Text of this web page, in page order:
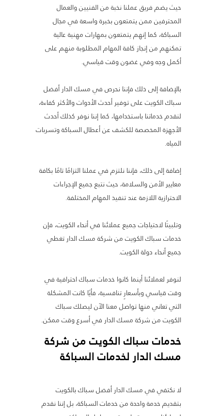
حيث يضم فريق عملنا نخبة من الفنيين والعمال
المحترفين ممن يتمتعون بخبرة واسعة في مجال
السباكة، كما إنهم يتمتعون بمهارات مهنية عالية
تمكنهم من إنجاز كافة المهام المطلوبة منهم على
أكمل وجه وفي غضون وقت قياسي.
بالإضافة إلى ذلك فإننا نحرص في مسك الدار أفضل
سباك الكويت على توفير أحدث الأدوات والأكثر كفاءة،
لنقدم خدماتنا باستخدامها، كما إننا نوفر كذلك أحدث
الأجهزة المخصصة للكشف عن أعطال السباكة وتسربات
المياه.
إضافة إلى ذلك، فإننا نلتزم في عملنا التزامًا تامًا بكافة
معايير الأمن والسلامة، حيث نتبع جميع الإجراءات
الاحترازية اللازمة عند تنفيذ المهام المختلفة.
وتلبيتًا لاحتياجات جميع عملائنا في أنحاء الكويت، فإن
خدمات سباك الكويت من شركة مسك الدار تغطي
جميع أنحاء دولة الكويت.
لنوفر لعملائنا أينما كانوا خدمات سباك احترافية في
وقت قياسي وبأسعارٍ تنافسية، فأيًا كانت المشكلة
التي تعاني منها تواصل معنا الآن ليصلك سباك
الكويت من شركة مسك الدار في أسرع وقت ممكن.
خدمات سباك الكويت من شركة
مسك الدار لخدمات السباكة
لا نكتفي في مسك الدار أفضل سباك بالكويت
بتقديم خدمة واحدة من خدمات السباكة، بل إننا نقدم